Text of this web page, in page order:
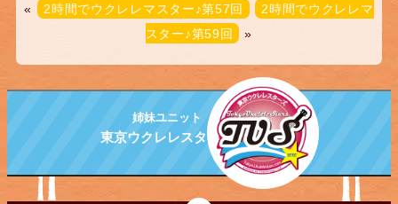
« 2時間でウクレレマスター♪第57回
2時間でウクレレマ
スター♪第59回
»
姉妹ユニット
東京ウクレレスターズ